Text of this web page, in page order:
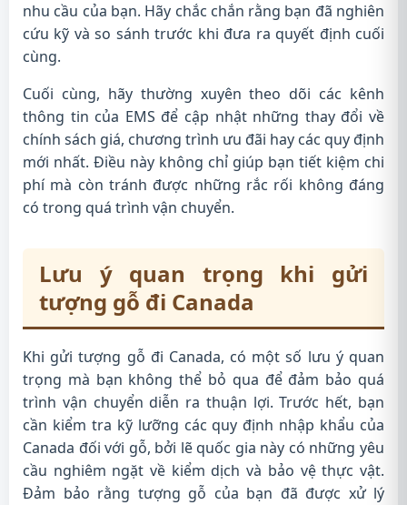
nhu cầu của bạn. Hãy chắc chắn rằng bạn đã nghiên
cứu kỹ và so sánh trước khi đưa ra quyết định cuối
cùng.
Cuối cùng, hãy thường xuyên theo dõi các kênh
thông tin của EMS để cập nhật những thay đổi về
chính sách giá, chương trình ưu đãi hay các quy định
mới nhất. Điều này không chỉ giúp bạn tiết kiệm chi
phí mà còn tránh được những rắc rối không đáng
có trong quá trình vận chuyển.
Lưu ý quan trọng khi gửi
tượng gỗ đi Canada
Khi gửi tượng gỗ đi Canada, có một số lưu ý quan
trọng mà bạn không thể bỏ qua để đảm bảo quá
trình vận chuyển diễn ra thuận lợi. Trước hết, bạn
cần kiểm tra kỹ lưỡng các quy định nhập khẩu của
Canada đối với gỗ, bởi lẽ quốc gia này có những yêu
cầu nghiêm ngặt về kiểm dịch và bảo vệ thực vật.
Đảm bảo rằng tượng gỗ của bạn đã được xử lý